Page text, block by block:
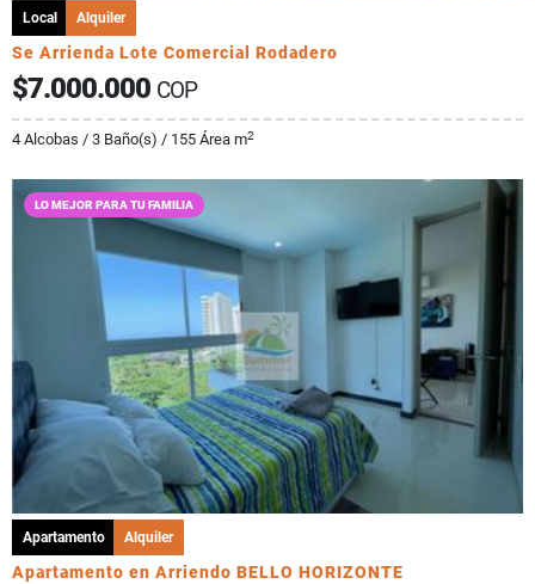
Local Alquiler
Se Arrienda Lote Comercial Rodadero
$7.000.000 COP
4 Alcobas / 3 Baño(s) / 155 Área m2
LO MEJOR PARA TU FAMILIA
Apartamento Alquiler
Apartamento en Arriendo BELLO HORIZONTE